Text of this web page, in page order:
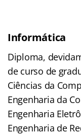
Informática
Diploma,
de curso de
Ciências da
Engenharia da
Engenharia
Engenharia de